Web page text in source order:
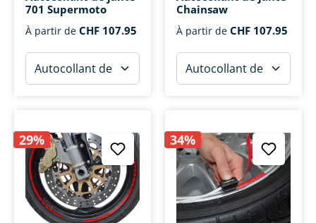
701 Supermoto
À partir de CHF 107.95
Chainsaw
À partir de CHF 107.95
29% 34%